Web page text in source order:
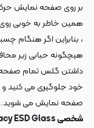
بر روی صفحه نمایش
همین خاطر به خوبی
، بنابراین اگر هنگام
هیچگونه حبابی زیر
داشتن گلس تمام صفحه
خود جلوگیری می کنید و
صفحه نمایش می شوید.
شخصی Privacy ESD Glass فول کاور اورجینال